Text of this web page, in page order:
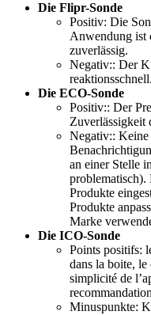
Die Flipr-Sonde
Positiv: Die
Anwendung ist
zuverlässig.
Negativ:: Der
reaktionsschnell.
Die ECO-Sonde
Positiv:: Der
Zuverlässigkeit
Negativ:: Keine
an einer Stelle
Produkte
Produkte
Marke
Die ICO-Sonde
Points positifs:
dans la boite, le
simplicité de
Minuspunkte: